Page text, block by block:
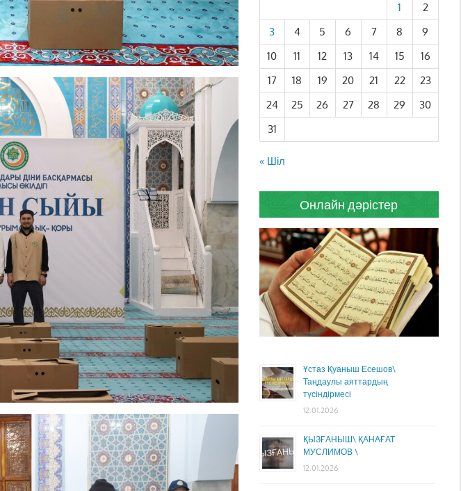
1
2
3
4 5 6 7 8
9
10
11 12 13 14 15
16
17
18 19 20 21 22
23
24
25 26 27 28 29
30
31
« Шіл
Онлайн дәрістер
Ұстаз Қуаныш Есешов\
Таңдаулы аяттардың
түсіндірмесі
12.01.2026
ҚЫЗҒАНЫШ\ ҚАНАҒАТ
МУСЛИМОВ \
12.01.2026